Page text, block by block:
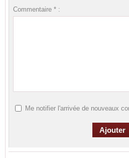
Commentaire * :
Me notifier l'arrivée de nouveaux